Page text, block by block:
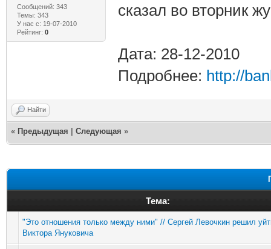
Сообщений: 343
Темы: 343
У нас с: 19-07-2010
Рейтинг: 0
сказал во вторник
Дата: 28-12-2010
Подробнее: http://
Найти
« Предыдущая Следующая »
Тема:
"Это отношения только между ними" // Сергей Левочкин решил
Виктора Януковича